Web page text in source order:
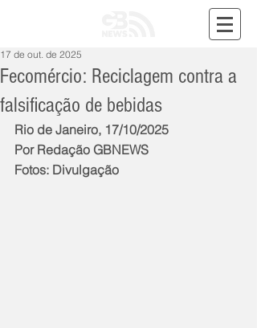
Fecomércio: Reciclagem contra a
falsificação de bebidas
17 de out. de 2025
Rio de Janeiro, 17/10/2025
Por Redação GBNEWS
Fotos: Divulgação